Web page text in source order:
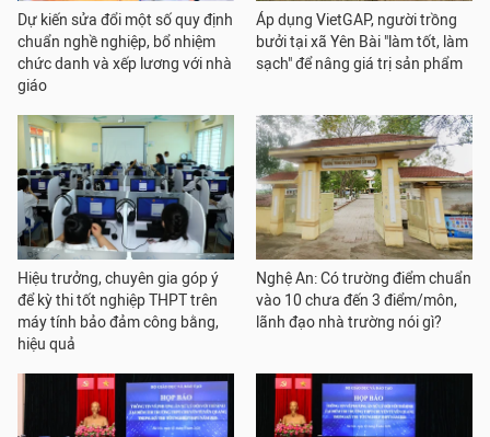
Dự kiến sửa đổi một số quy định
chuẩn nghề nghiệp, bổ nhiệm
chức danh và xếp lương với nhà
giáo
Áp dụng VietGAP, người trồng
bưởi tại xã Yên Bài "làm tốt, làm
sạch" để nâng giá trị sản phẩm
Hiệu trưởng, chuyên gia góp ý
để kỳ thi tốt nghiệp THPT trên
máy tính bảo đảm công bằng,
hiệu quả
Nghệ An: Có trường điểm chuẩn
vào 10 chưa đến 3 điểm/môn,
lãnh đạo nhà trường nói gì?